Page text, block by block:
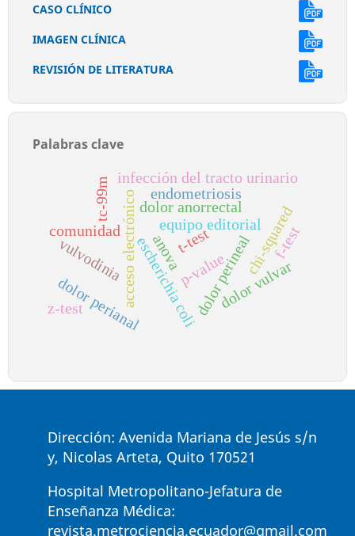
CASO CLÍNICO
IMAGEN CLÍNICA
REVISIÓN DE LITERATURA
Palabras clave
equipo editorial
acceso electrónico
infección del tracto urinario
comunidad
escherichia colidolor perineal
vulvodinia dolor vulvar
dolor perianal
dolor anorrectal
p-value
z-test
t-test
anova chi-squared
f-test
endometriosis
tc-99m
Dirección: Avenida Mariana de Jesús s/n
y, Nicolas Arteta, Quito 170521
Hospital Metropolitano-Jefatura de
Enseñanza Médica:
revista.metrociencia.ecuador@gmail.com